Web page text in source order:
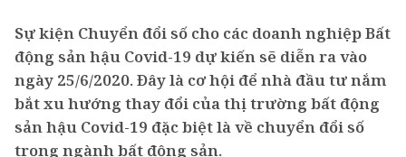
Sự kiện Chuyển đổi số cho các doanh nghiệp Bất
động sản hậu Covid-19 dự kiến sẽ diễn ra vào
ngày 25/6/2020. Đây là cơ hội để nhà đầu tư nắm
bắt xu hướng thay đổi của thị trường bất động
sản hậu Covid-19 đặc biệt là về chuyển đổi số
trong ngành bất động sản.